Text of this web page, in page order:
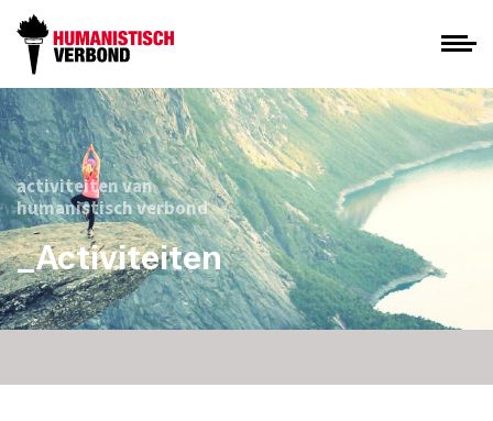
activiteiten van
humanistisch verbond
_Activiteiten